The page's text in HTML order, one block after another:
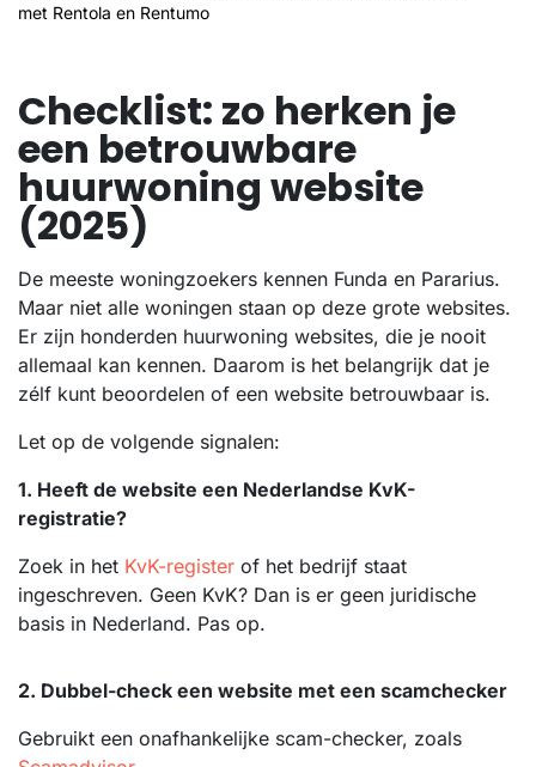
met Rentola en Rentumo
Checklist: zo herken je
een betrouwbare
huurwoning website
(2025)
De meeste woningzoekers kennen Funda en Pararius.
Maar niet alle woningen staan op deze grote websites.
Er zijn honderden huurwoning websites, die je nooit
allemaal kan kennen. Daarom is het belangrijk dat je
zélf kunt beoordelen of een website betrouwbaar is.
Let op de volgende signalen:
1. Heeft de website een Nederlandse KvK-
registratie?
Zoek in het KvK-register of het bedrijf staat
ingeschreven. Geen KvK? Dan is er geen juridische
basis in Nederland. Pas op.
2. Dubbel-check een website met een scamchecker
Gebruikt een onafhankelijke scam-checker, zoals